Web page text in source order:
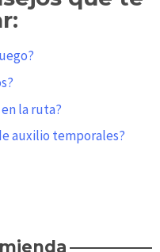
la ruta?
auxilio temporales?